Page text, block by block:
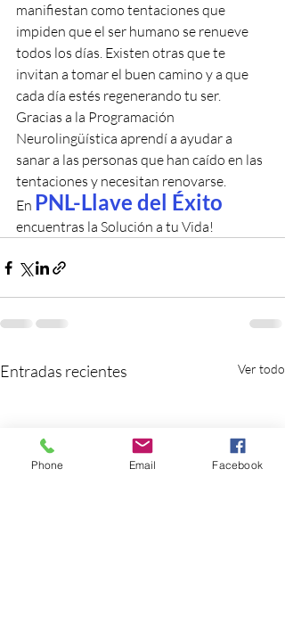
manifiestan como tentaciones que
impiden que el ser humano se renueve
todos los días. Existen otras que te
invitan a tomar el buen camino y a que
cada día estés regenerando tu ser.
Gracias a la Programación
Neurolingüística aprendí a ayudar a
sanar a las personas que han caído en las
tentaciones y necesitan renovarse.
En PNL-Llave del Éxito
encuentras la Solución a tu Vida!
Entradas recientes Ver todo
Phone Email Facebook